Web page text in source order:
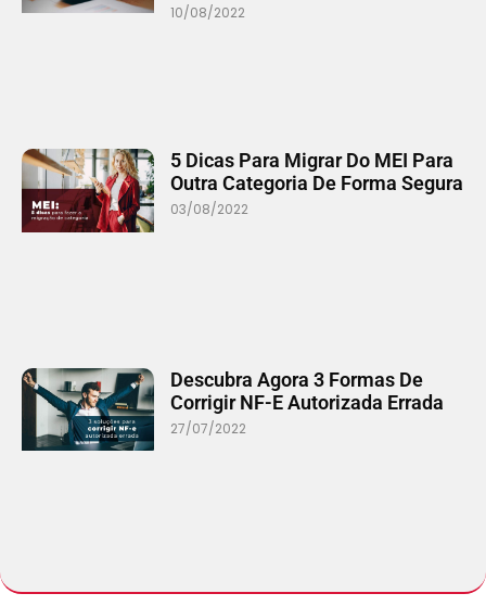
10/08/2022
5 Dicas Para Migrar Do MEI Para
Outra Categoria De Forma Segura
03/08/2022
Descubra Agora 3 Formas De
Corrigir NF-E Autorizada Errada
27/07/2022